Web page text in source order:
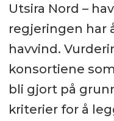
Utsira Nord –
regjeringen har
havvind.
konsortiene
bli gjort på
kriterier for å